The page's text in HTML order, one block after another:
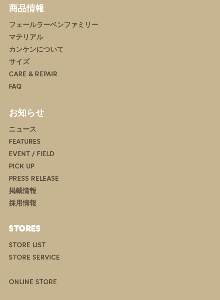
商品情報
フェールラーベンファミリー
マテリアル
カンケンについて
サイズ
CARE & REPAIR
FAQ
お知らせ
ニュース
FEATURES
EVENT / FIELD
PICK UP
PRESS RELEASE
掲載情報
採用情報
STORES
STORE LIST
STORE SERVICE
ONLINE STORE